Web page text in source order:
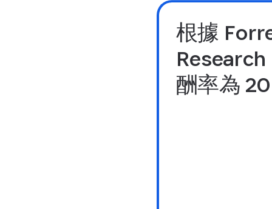
根據
酬率為